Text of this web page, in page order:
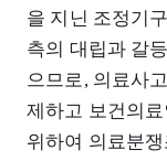
을 지닌 조정기
측의 대립과 갈
으므로, 의료사
제하고 보건의
위하여 의료분